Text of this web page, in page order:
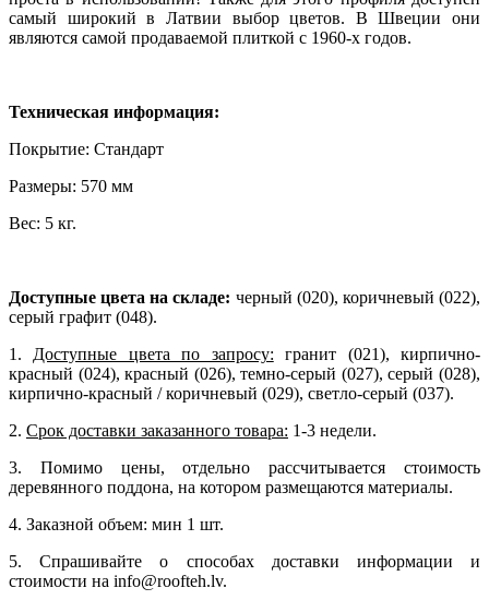
самый широкий в Латвии выбор цветов. В Швеции они
являются самой продаваемой плиткой с 1960-х годов.
Техническая информация:
Покрытие: Стандарт
Размеры: 570 мм
Вес: 5 кг.
Доступные цвета на складе: черный (020), коричневый (022),
серый графит (048).
1. Доступные цвета по запросу: гранит (021), кирпично-
красный (024), красный (026), темно-серый (027), серый (028),
кирпично-красный / коричневый (029), светло-серый (037).
2. Срок доставки заказанного товара: 1-3 недели.
3. Помимо цены, отдельно рассчитывается стоимость
деревянного поддона, на котором размещаются материалы.
4. Заказной объем: мин 1 шт.
5. Спрашивайте о способах доставки информации и
стоимости на info@roofteh.lv.